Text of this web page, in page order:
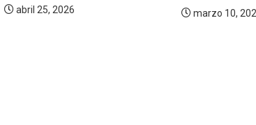
agosto 1, 2026 abril 25, 2026